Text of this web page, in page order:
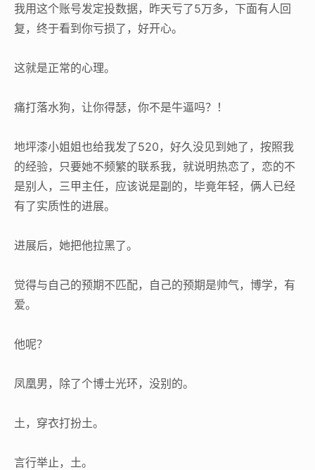
我用这个账号发定投数据，昨天亏了5万多，下面有人回
复，终于看到你亏损了，好开心。
这就是正常的心理。
痛打落水狗，让你得瑟，你不是牛逼吗？！
地坪漆小姐姐也给我发了520，好久没见到她了，按照我
的经验，只要她不频繁的联系我，就说明热恋了，恋的不
是别人，三甲主任，应该说是副的，毕竟年轻，俩人已经
有了实质性的进展。
进展后，她把他拉黑了。
觉得与自己的预期不匹配，自己的预期是帅气，博学，有
爱。
他呢？
凤凰男，除了个博士光环，没别的。
土，穿衣打扮土。
言行举止，土。